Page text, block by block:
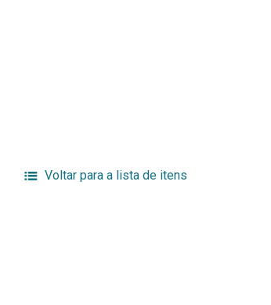
Voltar para a lista de itens